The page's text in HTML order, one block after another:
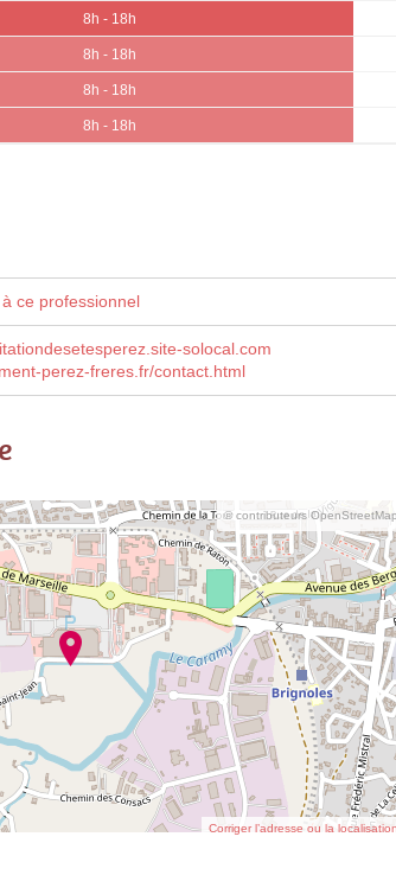
8h - 18h
8h - 18h
8h - 18h
8h - 18h
ce professionnel
solocal.com
perez-freres.fr/contact.html
© contributeurs OpenStreetMap
Corriger l’adresse ou la localisation